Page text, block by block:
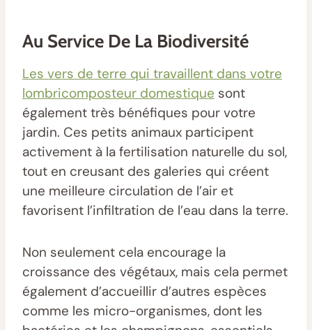
Au Service De La Biodiversité
Les vers de terre qui travaillent dans votre
lombricomposteur domestique sont
également très bénéfiques pour votre
jardin. Ces petits animaux participent
activement à la fertilisation naturelle du sol,
tout en creusant des galeries qui créent
une meilleure circulation de l’air et
favorisent l’infiltration de l’eau dans la terre.
Non seulement cela encourage la
croissance des végétaux, mais cela permet
également d’accueillir d’autres espèces
comme les micro-organismes, dont les